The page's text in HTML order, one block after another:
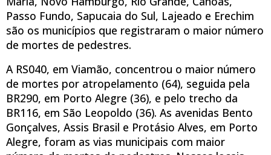
Passo Fundo, Sapucaia do Sul, Lajeado e Erechim
são os municípios que registraram o maior número
de mortes de pedestres.
A RS040, em Viamão, concentrou o maior número
de mortes por atropelamento (64), seguida pela
BR290, em Porto Alegre (36), e pelo trecho da
BR116, em São Leopoldo (36). As avenidas Bento
Gonçalves, Assis Brasil e Protásio Alves, em Porto
Alegre, foram as vias municipais com maior